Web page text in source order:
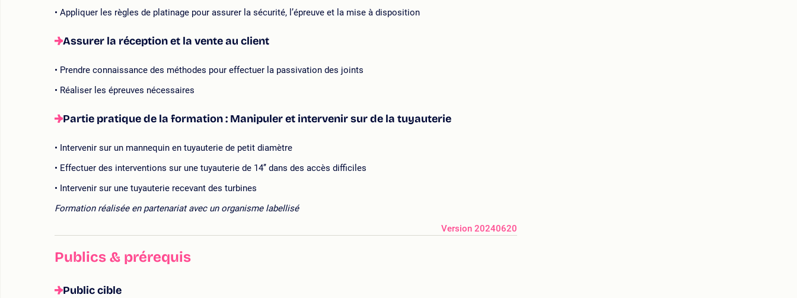
Appliquer les règles de platinage pour assurer la sécurité, l’épreuve et la mise à disposition
Assurer la réception et la vente au client
Prendre connaissance des méthodes pour effectuer la passivation des joints
Réaliser les épreuves nécessaires
Partie pratique de la formation : Manipuler et intervenir sur de la tuyauterie
Intervenir sur un mannequin en tuyauterie de petit diamètre
Effectuer des interventions sur une tuyauterie de 14’’ dans des accès difficiles
Intervenir sur une tuyauterie recevant des turbines
Formation réalisée en partenariat avec un organisme labellisé
Version 20240620
Publics & prérequis
Public cible